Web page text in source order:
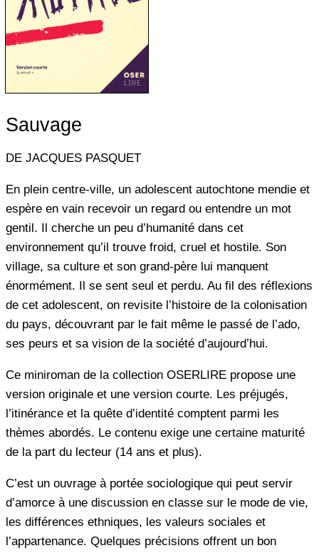
Sauvage
DE JACQUES PASQUET
En plein centre-ville, un adolescent autochtone mendie et
espère en vain recevoir un regard ou entendre un mot
gentil. Il cherche un peu d’humanité dans cet
environnement qu’il trouve froid, cruel et hostile. Son
village, sa culture et son grand-père lui manquent
énormément. Il se sent seul et perdu. Au fil des réflexions
de cet adolescent, on revisite l’histoire de la colonisation
du pays, découvrant par le fait même le passé de l’ado,
ses peurs et sa vision de la société d’aujourd’hui.
Ce miniroman de la collection OSERLIRE propose une
version originale et une version courte. Les préjugés,
l’itinérance et la quête d’identité comptent parmi les
thèmes abordés. Le contenu exige une certaine maturité
de la part du lecteur (14 ans et plus).
C’est un ouvrage à portée sociologique qui peut servir
d’amorce à une discussion en classe sur le mode de vie,
les différences ethniques, les valeurs sociales et
l’appartenance. Quelques précisions offrent un bon